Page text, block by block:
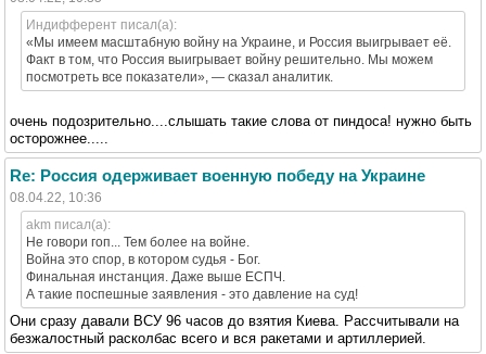
Индифферент писал(а):
«Мы имеем масштабную войну на Украине, и Россия выигрывает её.
Факт в том, что Россия выигрывает войну решительно. Мы можем
посмотреть все показатели», — сказал аналитик.
очень подозрительно....слышать такие слова от пиндоса! нужно быть
осторожнее.....
Re: Россия одерживает военную победу на Украине
08.04.22, 10:36
akm писал(а):
Не говори гоп... Тем более на войне.
Война это спор, в котором судья - Бог.
Финальная инстанция. Даже выше ЕСПЧ.
А такие поспешные заявления - это давление на суд!
Они сразу давали ВСУ 96 часов до взятия Киева. Рассчитывали на
безжалостный расколбас всего и вся ракетами и артиллерией.